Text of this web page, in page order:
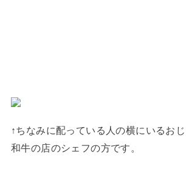
↑ちなみに配っている人の横にいるお
和牛の店のシェフの方です。